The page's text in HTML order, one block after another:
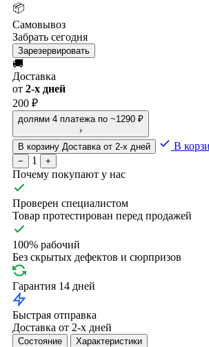
📦
Самовывоз
Забрать сегодня
Зарезервировать
🚚
Доставка
от 2-х дней
200 ₽
долями 4 платежа по ~1290 ₽
›
В корзину Доставка от 2-х дней В
− 1 +
Почему покупают у нас
Проверен специалистом
Товар протестирован перед продажей
100% рабочий
Без скрытых дефектов и сюрпризов
Гарантия 14 дней
Быстрая отправка
Доставка от 2-х дней
Состояние Характеристики